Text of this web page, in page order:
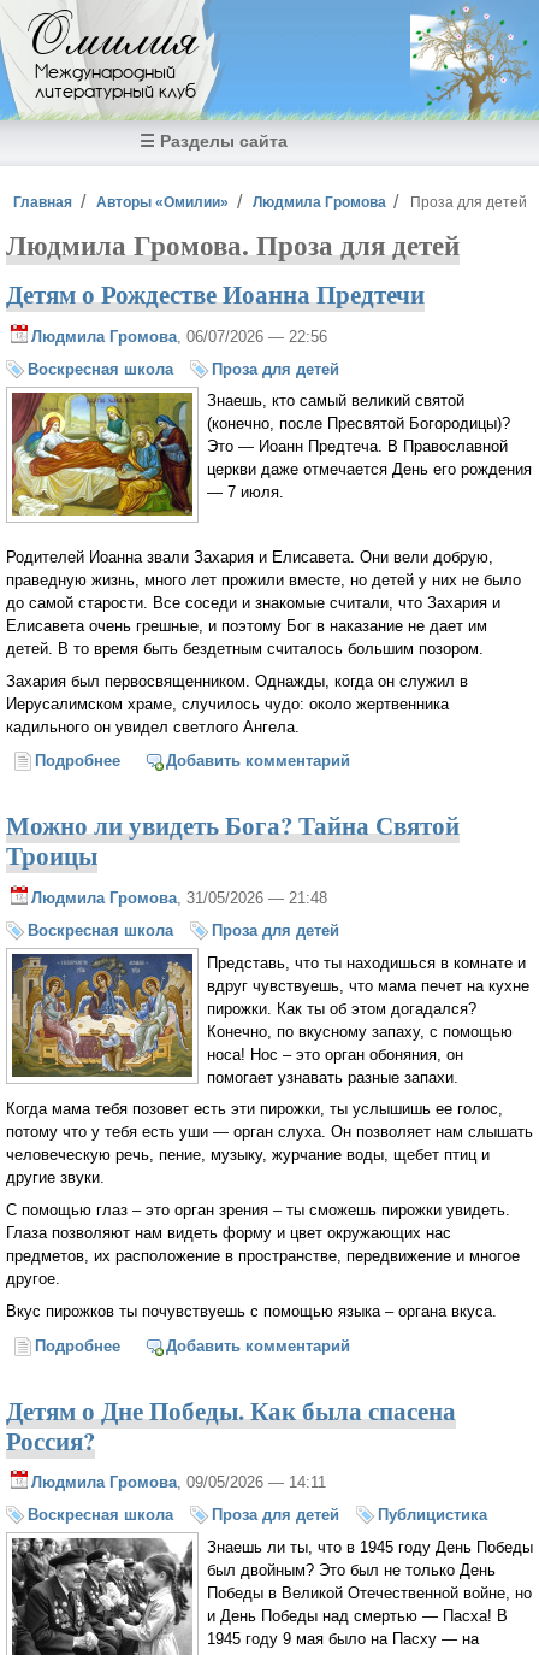
Перейти к основному содержанию
Омилия
Международный
литературный клуб
☰ Разделы сайта
Вы здесь
Главная Авторы «Омилии» Людмила Громова Проза для детей
Людмила Громова. Проза для детей
Детям о Рождестве Иоанна Предтечи
Людмила Громова , 06/07/2026 — 22:56
Воскресная школа
Проза для детей
Знаешь, кто самый великий святой
(конечно, после Пресвятой Богородицы)?
Это — Иоанн Предтеча. В Православной
церкви даже отмечается День его рождения
— 7 июля.
Родителей Иоанна звали Захария и Елисавета. Они вели добрую,
праведную жизнь, много лет прожили вместе, но детей у них не было
до самой старости. Все соседи и знакомые считали, что Захария и
Елисавета очень грешные, и поэтому Бог в наказание не дает им
детей. В то время быть бездетным считалось большим позором.
Захария был первосвященником. Однажды, когда он служил в
Иерусалимском храме, случилось чудо: около жертвенника
кадильного он увидел светлого Ангела.
Подробнее о Детям о Рождестве Иоанна Предтечи
Добавить комментарий
Можно ли увидеть Бога? Тайна Святой
Троицы
Людмила Громова, 31/05/2026 — 21:48
Воскресная школа
Проза для детей
Представь, что ты находишься в комнате и
вдруг чувствуешь, что мама печет на кухне
пирожки. Как ты об этом догадался?
Конечно, по вкусному запаху, с помощью
носа! Нос – это орган обоняния, он
помогает узнавать разные запахи.
Когда мама тебя позовет есть эти пирожки, ты услышишь ее голос,
потому что у тебя есть уши — орган слуха. Он позволяет нам слышать
человеческую речь, пение, музыку, журчание воды, щебет птиц и
другие звуки.
С помощью глаз – это орган зрения – ты сможешь пирожки увидеть.
Глаза позволяют нам видеть форму и цвет окружающих нас
предметов, их расположение в пространстве, передвижение и многое
другое.
Вкус пирожков ты почувствуешь с помощью языка – органа вкуса.
Подробнее о Можно ли увидеть Бога? Тайна Святой Троицы
Добавить комментарий
Детям о Дне Победы. Как была спасена
Россия?
Людмила Громова, 09/05/2026 — 14:11
Воскресная школа
Проза для детей
Публицистика
Знаешь ли ты, что в 1945 году День Победы
был двойным? Это был не только День
Победы в Великой Отечественной войне, но
и День Победы над смертью — Пасха! В
1945 году 9 мая было на Пасху — на